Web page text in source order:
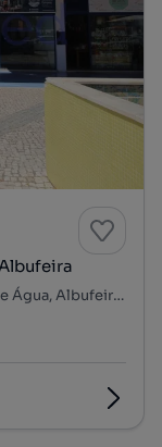
Rua Cândido dos Rei, Albufeira e Olhos de Água, Albufeira, Faro